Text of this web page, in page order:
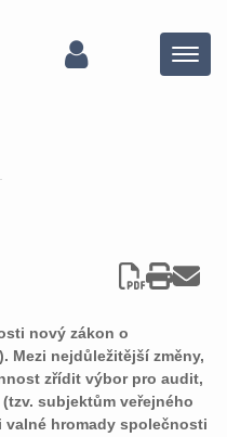
Menu
nový zákon o
Mezi nejdůležitější změny,
zřídit výbor pro audit,
subjektům veřejného
valné hromady společnosti